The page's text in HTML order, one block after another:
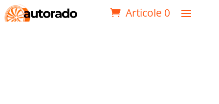
Articole 0